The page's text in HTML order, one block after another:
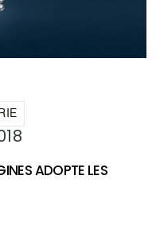
ADOPTE LES